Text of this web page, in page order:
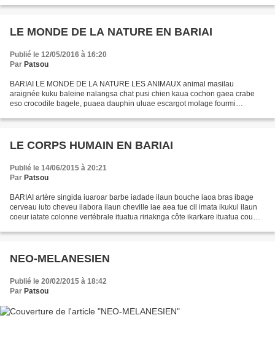
LE MONDE DE LA NATURE EN BARIAI
Publié le 12/05/2016 à 16:20
Par Patsou
BARIAI LE MONDE DE LA NATURE LES ANIMAUX animal masilau
araignée kuku baleine nalangsa chat pusi chien kaua cochon gaea crabe
eso crocodile bagele, puaea dauphin uluae escargot molage fourmi
LE CORPS HUMAIN EN BARIAI
Publié le 14/06/2015 à 20:21
Par Patsou
BARIAI artère singida iuaroar barbe iadade ilaun bouche iaoa bras ibage
cerveau iuto cheveu ilabora ilaun cheville iae aea tue cil imata ikukul ilaun
coeur iatate colonne vertébrale ituatua ririaknga côte ikarkare ituatua cou
NEO-MELANESIEN
Publié le 20/02/2015 à 18:42
Par Patsou